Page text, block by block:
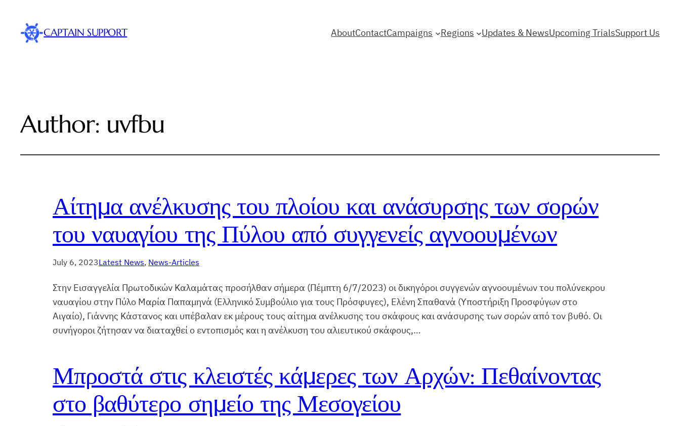
CAPTAIN SUPPORT AboutContactCampaigns Regions Updates & NewsUpcoming TrialsSupport Us
Author: uvfbu
Αίτημα ανέλκυσης του πλοίου και ανάσυρσης των σορών
του ναυαγίου της Πύλου από συγγενείς αγνοουμένων
July 6, 2023Latest News, News-Articles
Στην Εισαγγελία Πρωτοδικών Καλαμάτας προσήλθαν σήμερα (Πέμπτη 6/7/2023) οι δικηγόροι συγγενών αγνοουμένων του πολύνεκρου
ναυαγίου στην Πύλο Μαρία Παπαμηνά (Ελληνικό Συμβούλιο για τους Πρόσφυγες), Ελένη Σπαθανά (Υποστήριξη Προσφύγων στο
Αιγαίο), Γιάννης Κάστανος και υπέβαλαν εκ μέρους τους αίτημα ανέλκυσης του σκάφους και ανάσυρσης των σορών από τον βυθό. Οι
συνήγοροι ζήτησαν να διαταχθεί ο εντοπισμός και η ανέλκυση του αλιευτικού σκάφους,…
Μπροστά στις κλειστές κάμερες των Αρχών: Πεθαίνοντας
στο βαθύτερο σημείο της Μεσογείου